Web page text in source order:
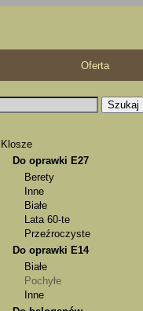
Oferta
Klosze
Do oprawki E27
Berety
Inne
Białe
Lata 60-te
Przeźroczyste
Do oprawki E14
Białe
Pochyłe
Inne